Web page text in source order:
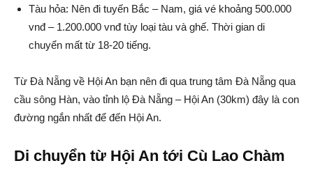
Tàu hỏa: Nên đi tuyến Bắc – Nam, giá vé khoảng 500.000
vnđ – 1.200.000 vnđ tùy loại tàu và ghế. Thời gian di
chuyển mất từ 18-20 tiếng.
Từ Đà Nẵng về Hội An bạn nên đi qua trung tâm Đà Nẵng qua
cầu sông Hàn, vào tỉnh lộ Đà Nẵng – Hội An (30km) đây là con
đường ngắn nhất để đến Hội An.
Di chuyển từ Hội An tới Cù Lao Chàm